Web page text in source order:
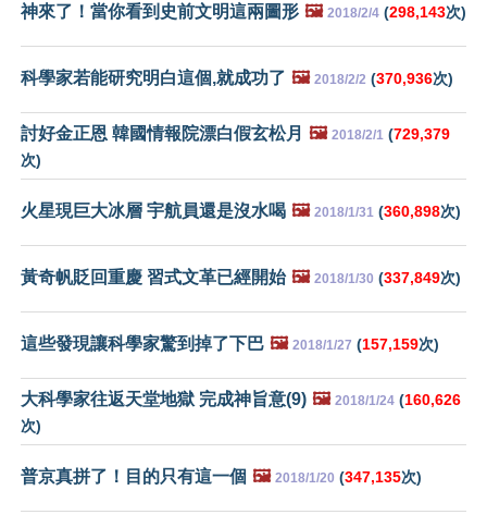
神來了！當你看到史前文明這兩圖形 🖼️ 2018/2/4 (298,143次)
科學家若能研究明白這個,就成功了 🖼️ 2018/2/2 (370,936次)
討好金正恩 韓國情報院漂白假玄松月 🖼️ 2018/2/1 (729,379
次)
火星現巨大冰層 宇航員還是沒水喝 🖼️ 2018/1/31 (360,898次)
黃奇帆貶回重慶 習式文革已經開始 🖼️ 2018/1/30 (337,849次)
這些發現讓科學家驚到掉了下巴 🖼️ 2018/1/27 (157,159次)
大科學家往返天堂地獄 完成神旨意(9) 🖼️ 2018/1/24 (160,626
次)
普京真拼了！目的只有這一個 🖼️ 2018/1/20 (347,135次)